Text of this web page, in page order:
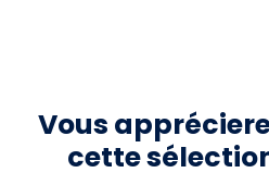
Vous
cette